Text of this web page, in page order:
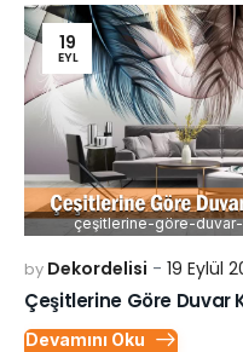
19
EYL
çeşitlerine-göre-duvar-
by Dekordelisi 19 Eylül
Çeşitlerine Göre Duvar
Devamını Oku